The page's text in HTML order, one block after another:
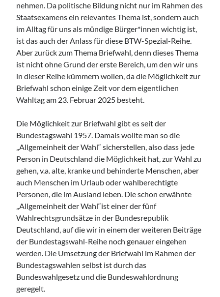
nehmen. Da politische Bildung nicht nur im Rahmen des
Staatsexamens ein relevantes Thema ist, sondern auch
im Alltag für uns als mündige Bürger*innen wichtig ist,
ist das auch der Anlass für diese BTW-Spezial-Reihe.
Aber zurück zum Thema Briefwahl, denn dieses Thema
ist nicht ohne Grund der erste Bereich, um den wir uns
in dieser Reihe kümmern wollen, da die Möglichkeit zur
Briefwahl schon einige Zeit vor dem eigentlichen
Wahltag am 23. Februar 2025 besteht.
Die Möglichkeit zur Briefwahl gibt es seit der
Bundestagswahl 1957. Damals wollte man so die
„Allgemeinheit der Wahl“ sicherstellen, also dass jede
Person in Deutschland die Möglichkeit hat, zur Wahl zu
gehen, v.a. alte, kranke und behinderte Menschen, aber
auch Menschen im Urlaub oder wahlberechtigte
Personen, die im Ausland leben. Die schon erwähnte
„Allgemeinheit der Wahl“ist einer der fünf
Wahlrechtsgrundsätze in der Bundesrepublik
Deutschland, auf die wir in einem der weiteren Beiträge
der Bundestagswahl-Reihe noch genauer eingehen
werden. Die Umsetzung der Briefwahl im Rahmen der
Bundestagswahlen selbst ist durch das
Bundeswahlgesetz und die Bundeswahlordnung
geregelt.